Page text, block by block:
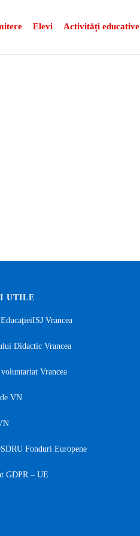
Elevi Activități educative
UTILE
ISJ Vrancea
Didactic Vrancea
Vrancea
VN
Fonduri Europene
GDPR – UE